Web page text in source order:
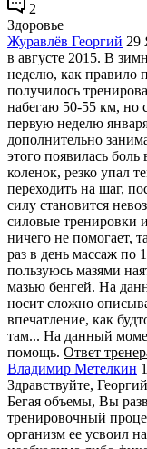
2
Здоровье
Журавлёв Георгий 29
в августе 2015. В
неделю, как правило
получилось
набегаю 50-55 км, но
первую неделю
дополнительно
этого появилась
коленок, резко упал
переходить на шаг,
силу становится
силовые тренировки
ничего не помогает,
раз в день массаж по
пользуюсь мазями
мазью бенгей. На
носит сложно
впечатление, как
там... На данный
помощь. Ответ
Владимир Метелкин
Здравствуйте,
Бегая объемы, Вы
тренировочный
организм ее усвоил